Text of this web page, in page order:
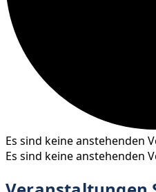
Es sind keine anstehenden
Es sind keine anstehenden